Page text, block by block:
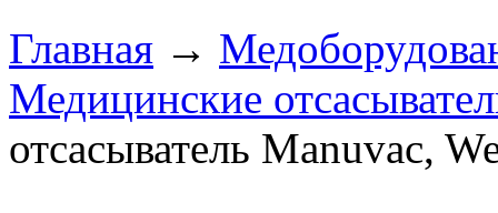
Главная →
Медицинские
отсасыватель Manuvac,